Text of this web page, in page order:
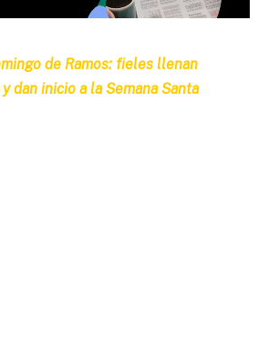
de Ramos: fieles llenan
dan inicio a la Semana Santa